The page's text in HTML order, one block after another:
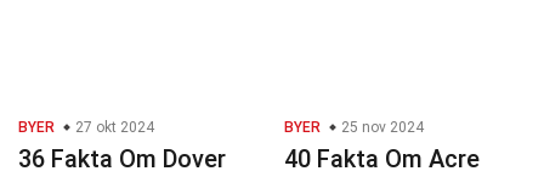
BYER 27 okt 2024
36 Fakta Om Dover
BYER 25 nov 2024
40 Fakta Om Acre